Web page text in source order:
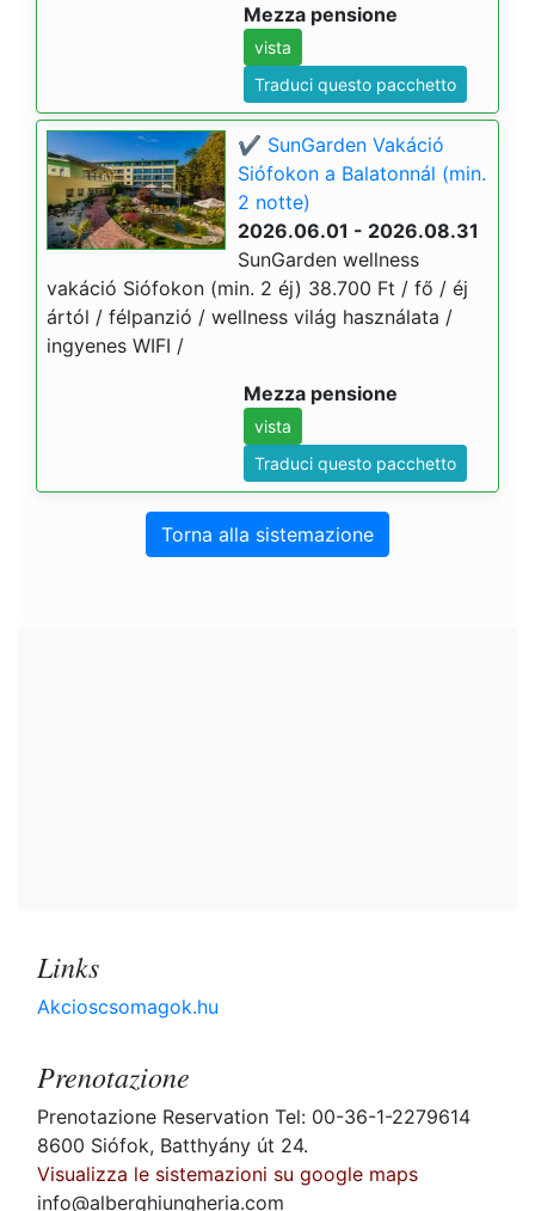
Mezza pensione
vista
Traduci questo pacchetto
✔️ SunGarden Vakáció
Siófokon a Balatonnál (min.
2 notte)
2026.06.01 - 2026.08.31
SunGarden wellness
vakáció Siófokon (min. 2 éj) 38.700 Ft / fő / éj
ártól / félpanzió / wellness világ használata /
ingyenes WIFI /
Mezza pensione
vista
Traduci questo pacchetto
Torna alla sistemazione
Links
Akcioscsomagok.hu
Prenotazione
Prenotazione Reservation Tel: 00-36-1-2279614
8600 Siófok, Batthyány út 24.
Visualizza le sistemazioni su google maps
info@alberghiungheria.com